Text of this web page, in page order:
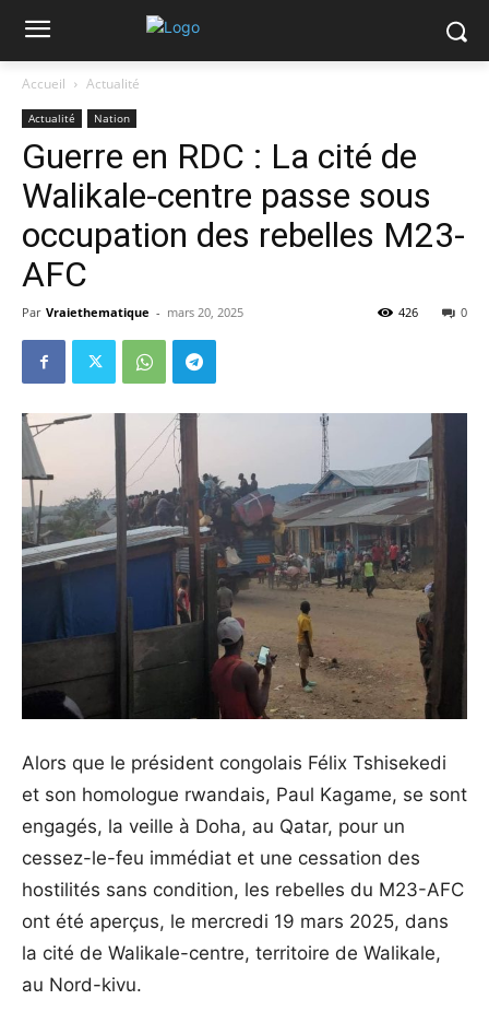
Accueil Actualité
Actualité Nation
Guerre en RDC : La cité de
Walikale-centre passe sous
occupation des rebelles M23-
AFC
Par Vraiethematique - mars 20, 2025 0
426
Alors que le président congolais Félix Tshisekedi
et son homologue rwandais, Paul Kagame, se sont
engagés, la veille à Doha, au Qatar, pour un
cessez-le-feu immédiat et une cessation des
hostilités sans condition, les rebelles du M23-AFC
ont été aperçus, le mercredi 19 mars 2025, dans
la cité de Walikale-centre, territoire de Walikale,
au Nord-kivu.